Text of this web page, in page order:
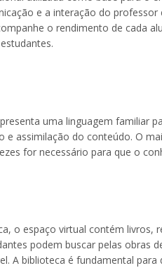
e a interação do
o rendimento de cada
uma linguagem familiar
assimilação do conteúdo. O
for necessário para que o
o espaço virtual contém livros,
podem buscar pelas obras
A biblioteca é fundamental